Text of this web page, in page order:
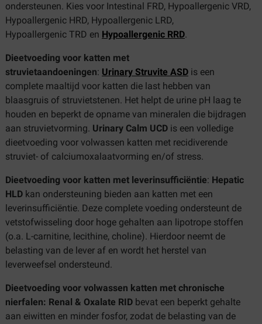
ondersteunen. Kies voor Intestinal FRD, Hypoallergenic VRD,
Hypoallergenic HRD, Hypoallergenic LRD,
Hypoallergenic TRD en Hypoallergenic RRD.
Dieetvoeding voor katten met
struvietaandoeningen: Urinary Struvite ASD is een
complete maaltijd voor katten die last hebben van
blaasgruis of struvietstenen. Het helpt de urine pH laag te
houden en beperkt de opname van mineralen die bijdragen
aan struvietvorming. Urinary Calm UCD is een volledige
dieetvoeding voor volwassen katten met recidiverende
struviet- of calciumoxalaatvorming en/of stress.
Dieetvoeding voor katten met leverinsufficiëntie: Hepatic
HLD kan ondersteuning bieden aan katten met een
leverinsufficiëntie. Deze complete voeding ondersteunt de
vetstofwisseling door hoge gehalten aan lipotrope stoffen
(o.a. L-carnitine, lecithine, choline). Hierdoor neemt de
belasting van de lever af en wordt het herstel van
leverweefsel ondersteund.
Dieetvoeding voor volwassen katten met chronische
nierfalen: Renal & Oxalate RID bevat een beperkt gehalte
aan eiwitten en minder fosfor, zodat de belasting van de